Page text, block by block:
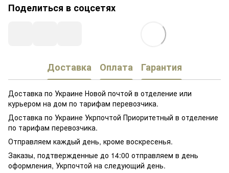
Поделиться в соцсетях
Доставка Оплата Гарантия
Доставка по Украине Новой почтой в отделение или
курьером на дом по тарифам перевозчика.
Доставка по Украине Укрпочтой Приоритетный в отделение
по тарифам перевозчика.
Отправляем каждый день, кроме воскресенья.
Заказы, подтвержденные до 14:00 отправляем в день
оформления, Укрпочтой на следующий день.